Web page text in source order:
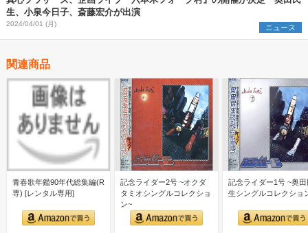
生、小泉今日子、斎藤宏介が出演
2024/04/01 (月) ニュース
関連商品
青春歌年鑑90年代総集編(R
専) [レンタル専用]
記念ライダー2号 ~オクダ
タミオシングルコレクショ
ン~
記念ライダー1号 ~奥田
生シングルコレクショ